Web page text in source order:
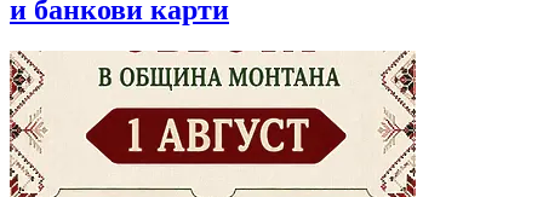
и банкови карти